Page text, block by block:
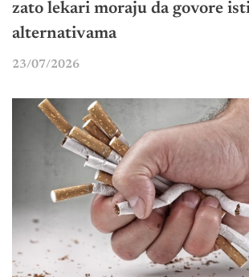
zato lekari moraju da govore
alternativama
23/07/2026